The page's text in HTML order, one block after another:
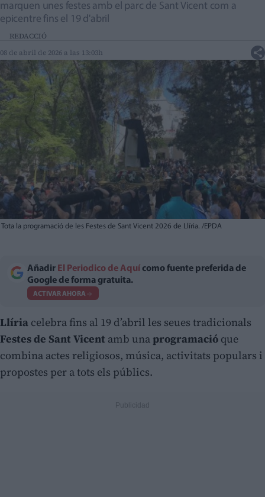
marquen unes festes amb el parc de Sant Vicent com a
epicentre fins el 19 d'abril
REDACCIÓ
08 de abril de 2026 a las 13:03h
Tota la programació de les Festes de Sant Vicent 2026 de Llíria. /EPDA
Añadir El Periodico de Aquí como fuente preferida de
Google de forma gratuita.
ACTIVAR AHORA
Llíria celebra fins al 19 d’abril les seues tradicionals
Festes de Sant Vicent amb unaprogramació que
combina actes religiosos, música, activitats populars i
propostes per a tots els públics.